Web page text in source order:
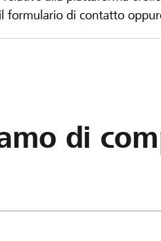
formulario di contatto
di